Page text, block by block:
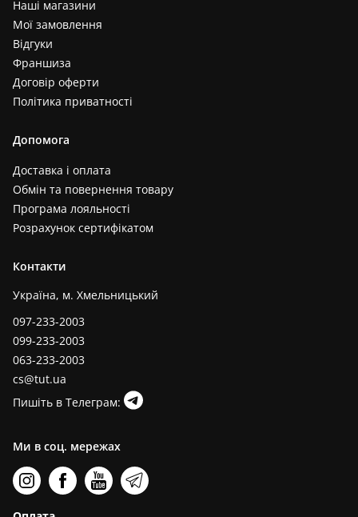
Наші магазини
Мої замовлення
Відгуки
Франшиза
Договір оферти
Політика приватності
Допомога
Доставка і оплата
Обмін та повернення товару
Програма лояльності
Розрахунок сертифікатом
Контакти
Україна, м. Хмельницький
097-233-2003
099-233-2003
063-233-2003
cs@tut.ua
Пишіть в Телеграм:
Ми в соц. мережах